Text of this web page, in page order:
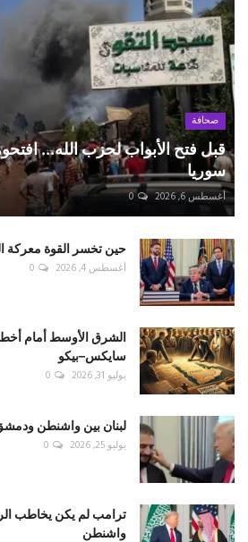
صحافة
قبل فتح الأبواب لحزب الله...
سوريا
أغسطس 6, 2026 0
حين تخسر القوة معركة
أغسطس 4, 2026 0
الشرق الأوسط أمام
سايكس–بيكو
يوليو 31, 2026 0
لبنان بين واشنطن
يوليو 25, 2026 0
ترامب لم يكن يخاطب
واشنطن